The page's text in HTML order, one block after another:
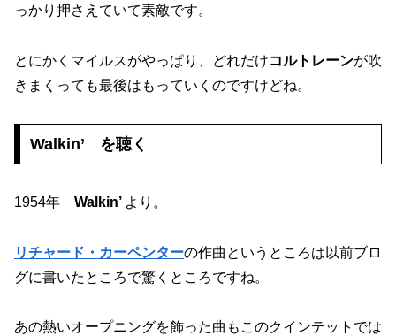
っかり押さえていて素敵です。
とにかくマイルスがやっぱり、どれだけコルトレーンが吹
きまくっても最後はもっていくのですけどね。
Walkin’ を聴く
1954年 Walkin’ より。
リチャード・カーペンターの作曲というところは以前ブロ
グに書いたところで驚くところですね。
あの熱いオープニングを飾った曲もこのクインテットでは